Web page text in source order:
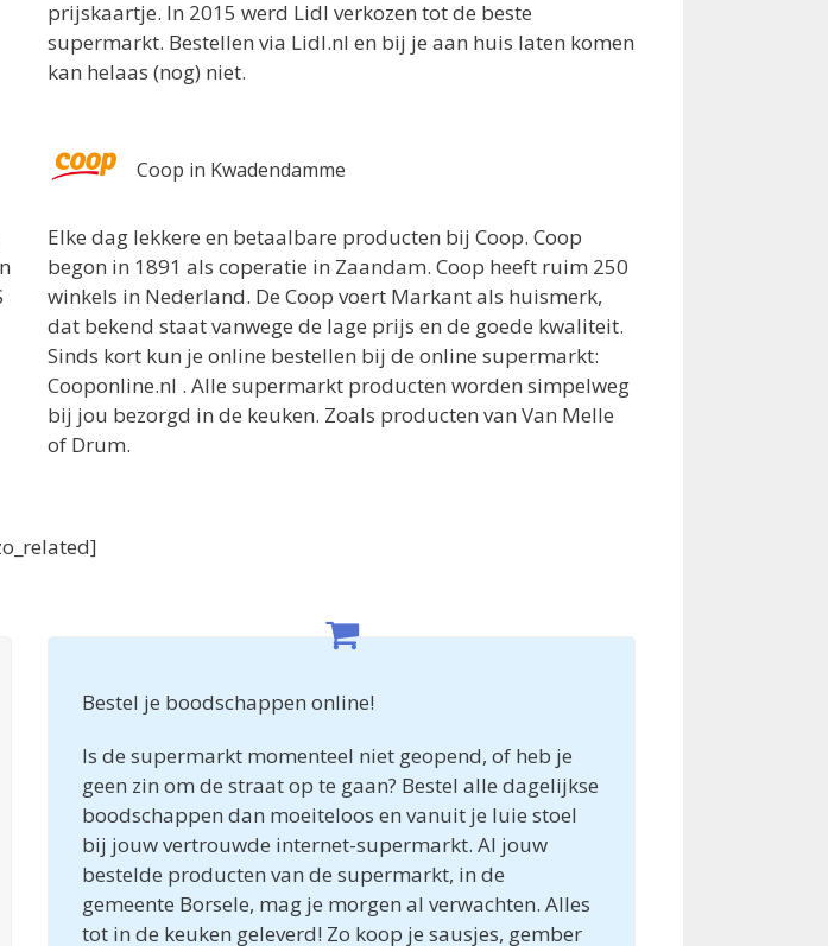
prijskaartje. In 2015 werd Lidl verkozen tot de beste
supermarkt. Bestellen via Lidl.nl en bij je aan huis laten komen
kan helaas (nog) niet.
Coop in Kwadendamme
Elke dag lekkere en betaalbare producten bij Coop. Coop
begon in 1891 als coperatie in Zaandam. Coop heeft ruim 250
winkels in Nederland. De Coop voert Markant als huismerk,
dat bekend staat vanwege de lage prijs en de goede kwaliteit.
Sinds kort kun je online bestellen bij de online supermarkt:
Cooponline.nl . Alle supermarkt producten worden simpelweg
bij jou bezorgd in de keuken. Zoals producten van Van Melle
of Drum.
Bestel je boodschappen online!
Is de supermarkt momenteel niet geopend, of heb je
geen zin om de straat op te gaan? Bestel alle dagelijkse
boodschappen dan moeiteloos en vanuit je luie stoel
bij jouw vertrouwde internet-supermarkt. Al jouw
bestelde producten van de supermarkt, in de
gemeente Borsele, mag je morgen al verwachten. Alles
tot in de keuken geleverd! Zo koop je sausjes, gember